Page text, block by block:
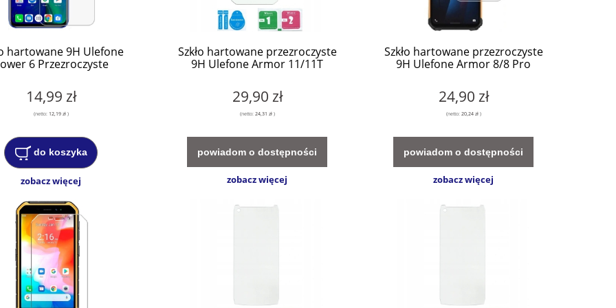
hartowane 9H Ulefone
6 Przezroczyste
14,99 zł
(netto: 12,19 zł)
do koszyka
zobacz więcej
Szkło hartowane przezroczyste
9H Ulefone Armor 11/11T
29,90 zł
(netto: 24,31 zł)
powiadom o dostępności
zobacz więcej
Szkło hartowane przezroczyste
9H Ulefone Armor 8/8 Pro
24,90 zł
(netto: 20,24 zł)
powiadom o dostępności
zobacz więcej